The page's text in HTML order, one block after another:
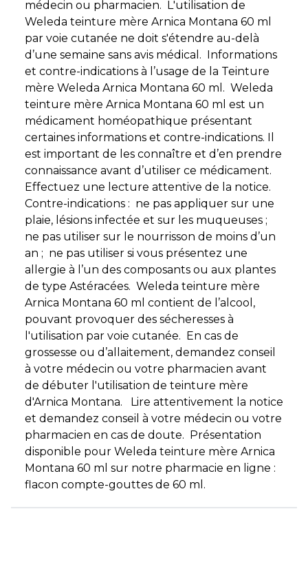
médecin ou pharmacien. L'utilisation de
Weleda teinture mère Arnica Montana 60 ml
par voie cutanée ne doit s'étendre au-delà
d’une semaine sans avis médical. Informations
et contre-indications à l’usage de la Teinture
mère Weleda Arnica Montana 60 ml. Weleda
teinture mère Arnica Montana 60 ml est un
médicament homéopathique présentant
certaines informations et contre-indications. Il
est important de les connaître et d’en prendre
connaissance avant d’utiliser ce médicament.
Effectuez une lecture attentive de la notice.
Contre-indications : ne pas appliquer sur une
plaie, lésions infectée et sur les muqueuses ;
ne pas utiliser sur le nourrisson de moins d’un
an ; ne pas utiliser si vous présentez une
allergie à l’un des composants ou aux plantes
de type Astéracées. Weleda teinture mère
Arnica Montana 60 ml contient de l’alcool,
pouvant provoquer des sécheresses à
l'utilisation par voie cutanée. En cas de
grossesse ou d’allaitement, demandez conseil
à votre médecin ou votre pharmacien avant
de débuter l'utilisation de teinture mère
d'Arnica Montana. Lire attentivement la notice
et demandez conseil à votre médecin ou votre
pharmacien en cas de doute. Présentation
disponible pour Weleda teinture mère Arnica
Montana 60 ml sur notre pharmacie en ligne :
flacon compte-gouttes de 60 ml.